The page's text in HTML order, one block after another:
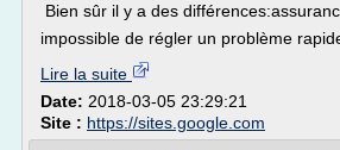
Bien sûr il y a des
impossible de régler un problème
Lire la suite
Date: 2018-03-05 23:29:21
Site : https://sites.google.com